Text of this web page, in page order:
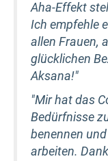
Aha-Effekt
Ich empfehle
allen Frauen,
glücklichen
Aksana!"
"Mir hat das
Bedürfnisse
benennen
arbeiten.